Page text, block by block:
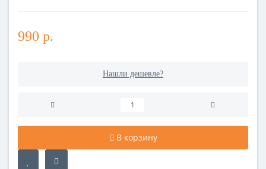
990 р.
Нашли дешевле?
В корзину